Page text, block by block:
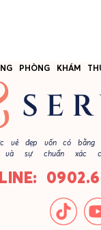
PHÒNG KHÁM
vẻ đẹp vốn có bằng
sự chuẩn xác